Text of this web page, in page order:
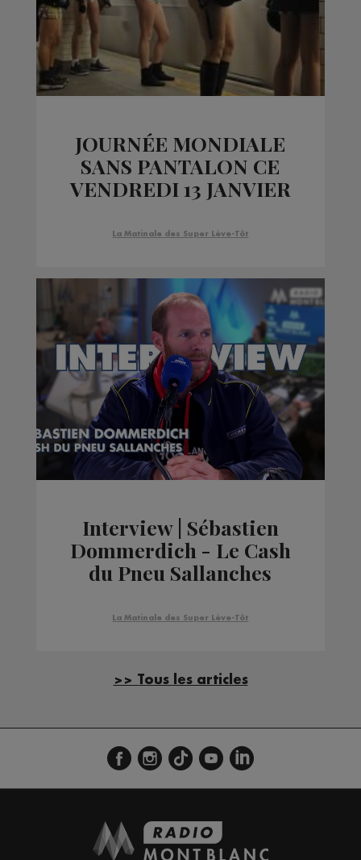
JOURNÉE MONDIALE
SANS PANTALON CE
VENDREDI 13 JANVIER
La Matinale des Super Lève-Tôt
Interview | Sébastien
Dommerdich - Le Cash
du Pneu Sallanches
La Matinale des Super Lève-Tôt
>> Tous les articles